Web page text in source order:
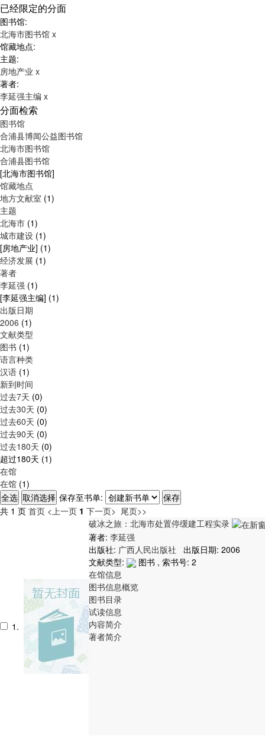
已经限定的分面
图书馆:
北海市图书馆 x
馆藏地点:
主题:
房地产业 x
著者:
李延强主编 x
分面检索
图书馆
合浦县博闻公益图书馆
北海市图书馆
合浦县图书馆
[北海市图书馆]
馆藏地点
地方文献室 (1)
主题
北海市 (1)
城市建设 (1)
[房地产业] (1)
经济发展 (1)
著者
李延强 (1)
[李延强主编] (1)
出版日期
2006 (1)
文献类型
图书 (1)
语言种类
汉语 (1)
新到时间
过去7天 (0)
过去30天 (0)
过去60天 (0)
过去90天 (0)
过去180天 (0)
超过180天 (1)
在馆
在馆 (1)
保存至书单:
共 1 页 首页 <上一页 1 下一页> 尾页>>
1.
破冰之旅：北海市处置停缓建工程实录
著者: 李延强
出版社: 广西人民出版社
出版日期: 2006
文献类型:
图书 , 索书号: 2
在馆信息
图书信息概览
图书目录
试读信息
内容简介
著者简介